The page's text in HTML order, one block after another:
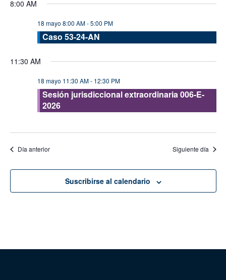
vistas
fecha.
8:00 AM
18 mayo 8:00 AM-5:00 PM
Caso 53-24-AN
11:30 AM
18 mayo 11:30 AM- 12:30 PM
Sesión jurisdiccional extraordinaria 006-E-
2026
Día anterior Siguiente día
Suscribirse al calendario